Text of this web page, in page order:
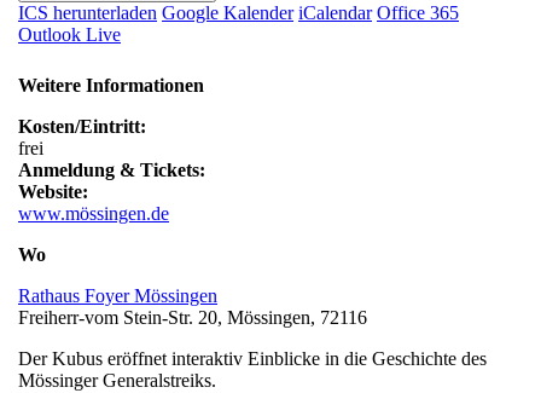
ICS herunterladen Google Kalender iCalendar Office 365
Outlook Live
Weitere Informationen
Kosten/Eintritt:
frei
Anmeldung & Tickets:
Website:
www.mössingen.de
Wo
Rathaus Foyer Mössingen
Freiherr-vom Stein-Str. 20, Mössingen, 72116
Der Kubus eröffnet interaktiv Einblicke in die Geschichte des
Mössinger Generalstreiks.